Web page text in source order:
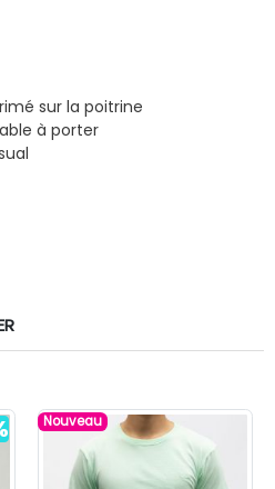
sur la poitrine
à porter
Nouveau